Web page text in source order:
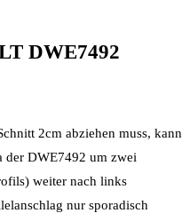
DWE7492
2cm abziehen muss, kann
der DWE7492 um zwei
weiter nach links
nur sporadisch